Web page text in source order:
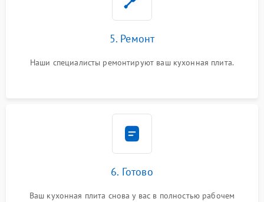
5. Ремонт
Наши специалисты ремонтируют ваш кухонная плита.
6. Готово
Ваш кухонная плита снова у вас в полностью рабочем